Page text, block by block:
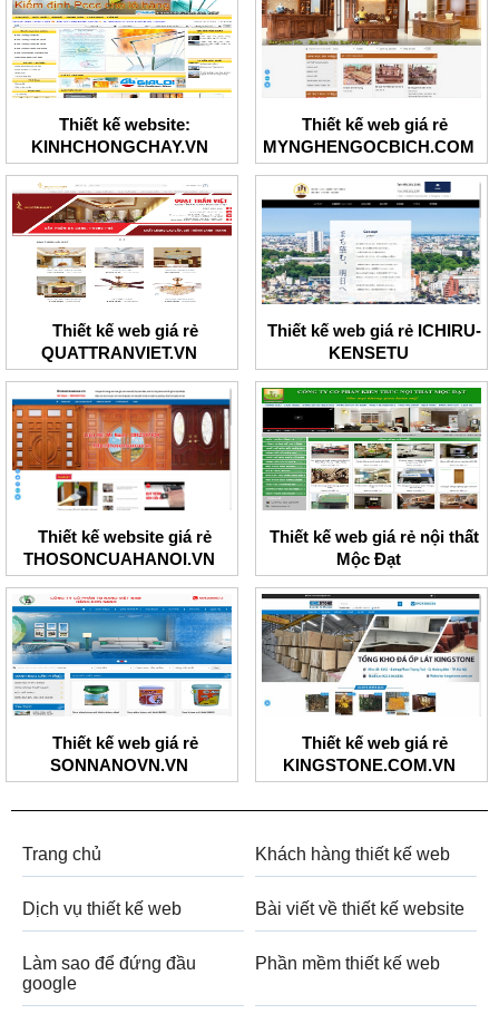
Thiết kế website:
KINHCHONGCHAY.VN
Thiết kế web giá rẻ
MYNGHENGOCBICH.COM
Thiết kế web giá rẻ
QUATTRANVIET.VN
Thiết kế web giá rẻ ICHIRU-
KENSETU
Thiết kế website giá rẻ
THOSONCUAHANOI.VN
Thiết kế web giá rẻ nội thất
Mộc Đạt
Thiết kế web giá rẻ
SONNANOVN.VN
Thiết kế web giá rẻ
KINGSTONE.COM.VN
Trang chủ Khách hàng thiết kế web
Dịch vụ thiết kế web Bài viết về thiết kế website
Làm sao để đứng đầu
google
Phần mềm thiết kế web